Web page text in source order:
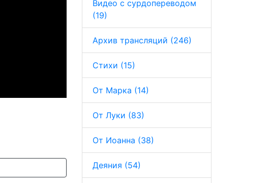
Видео с сурдопереводом
(19)
Архив трансляций (246)
Стихи (15)
От Марка (14)
От Луки (83)
От Иоанна (38)
Деяния (54)